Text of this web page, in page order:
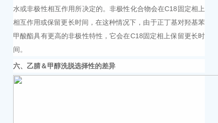
水或非极性相互作用所决定的。非极性化合物会在C18固定相上
相互作用或保留更长时间，在这种情况下，由于正丁基对羟基苯
甲酸酯具有更高的非极性特性，它会在C18固定相上保留更长时
间。
六、 乙腈＆甲醇洗脱选择性的差异